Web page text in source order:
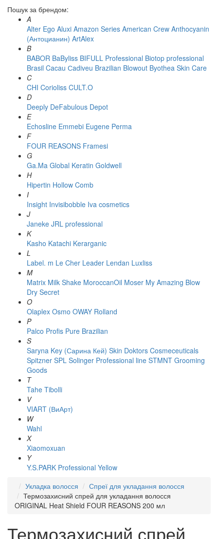
Пошук за брендом:
A
Alter Ego Aluxi Amazon Series American Crew Anthocyanin
(Антоцианин) ArtAlex
B
BABOR BaByliss BIFULL Professional Biotop professional
Brasil Cacau Сadiveu Brazilian Blowout Byothea Skin Care
C
CHI Corioliss CULT.O
D
Deeply DeFabulous Depot
E
Echosline Emmebi Eugene Perma
F
FOUR REASONS Framesi
G
Ga.Ma Global Keratin Goldwell
H
Hipertin Hollow Comb
I
Insight Invisibobble Iva cosmetics
J
Janeke JRL professional
K
Kasho Katachi Kerarganic
L
Label. m Le Cher Leader Lendan Luxliss
M
Matrix Milk Shake MoroccanOil Moser My Amazing Blow
Dry Secret
O
Olaplex Osmo OWAY Rolland
P
Palco Profis Pure Brazilian
S
Saryna Key (Сарина Кей) Skin Doktors Cosmeceuticals
Spitzner SPL Solinger Professional line STMNT Grooming
Goods
T
Tahe Tibolli
V
VIART (ВиАрт)
W
Wahl
X
Xiaomoxuan
Y
Y.S.PARK Professional Yellow
Укладка волосся
Спреї для укладання волосся
Термозахисний спрей для укладання волосся
ORIGINAL Heat Shield FOUR REASONS 200 мл
Термозахисний спрей